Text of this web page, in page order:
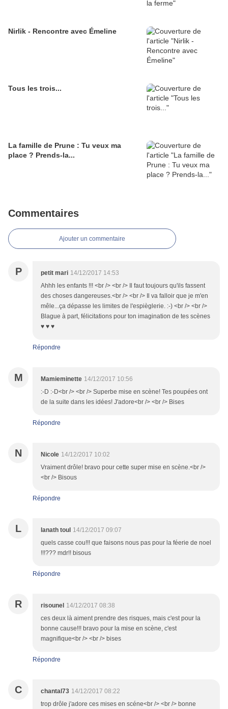
Nirlik - Rencontre avec Émeline
Tous les trois...
La famille de Prune : Tu veux ma
place ? Prends-la...
Commentaires
Ajouter un commentaire
P petit mari 14/12/2017 14:53
Ahhh les enfants !!! <br /> <br /> Il faut toujours qu'ils fassent
des choses dangereuses.<br /> <br /> Il va falloir que je m'en
mêle...ça dépasse les limites de l'espièglerie. :-) <br /> <br />
Blague à part, félicitations pour ton imagination de tes scènes
♥ ♥ ♥
Répondre
M Mamieminette 14/12/2017 10:56
:-D :-D<br /> <br /> Superbe mise en scène! Tes poupées ont
de la suite dans les idées! J'adore<br /> <br /> Bises
Répondre
N Nicole 14/12/2017 10:02
Vraiment drôle! bravo pour cette super mise en scène.<br />
<br /> Bisous
Répondre
L lanath toul 14/12/2017 09:07
quels casse cou!!! que faisons nous pas pour la féerie de noel
!!!??? mdr!! bisous
Répondre
R risounel 14/12/2017 08:38
ces deux là aiment prendre des risques, mais c'est pour la
bonne cause!!! bravo pour la mise en scène, c'est
magnifique<br /> <br /> bises
Répondre
C chantal73 14/12/2017 08:22
trop drôle j'adore ces mises en scéne<br /> <br /> bonne